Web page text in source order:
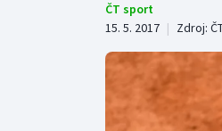
Cyklistika
ČT sport
15. 5. 2017 | Zdroj: